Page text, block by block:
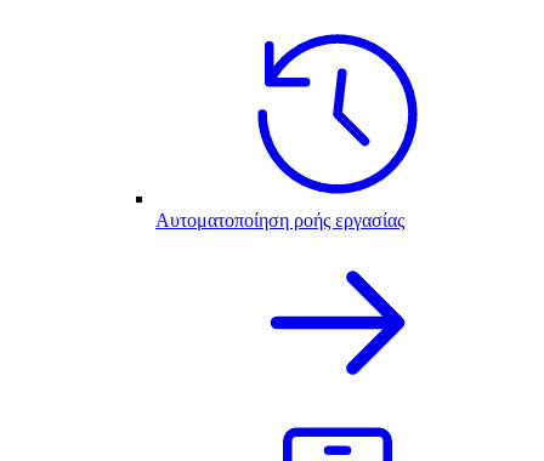
Αυτοματοποίηση ροής εργασίας